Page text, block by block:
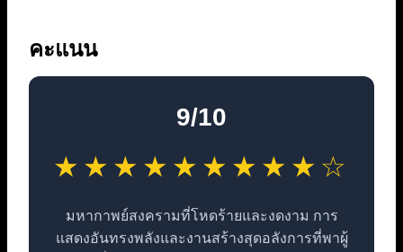
คะแนน
9/10
★★★★★★★★★☆
มหากาพย์สงครามที่โหดร้ายและงดงาม การ
แสดงอันทรงพลังและงานสร้างสุดอลังการที่พาผู้